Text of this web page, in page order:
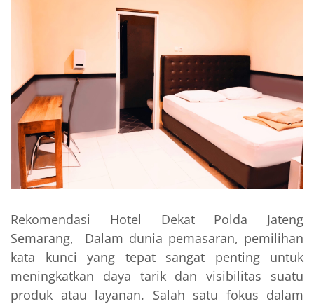
Rekomendasi Hotel Dekat Polda Jateng
Semarang, Dalam dunia pemasaran, pemilihan
kata kunci yang tepat sangat penting untuk
meningkatkan daya tarik dan visibilitas suatu
produk atau layanan. Salah satu fokus dalam